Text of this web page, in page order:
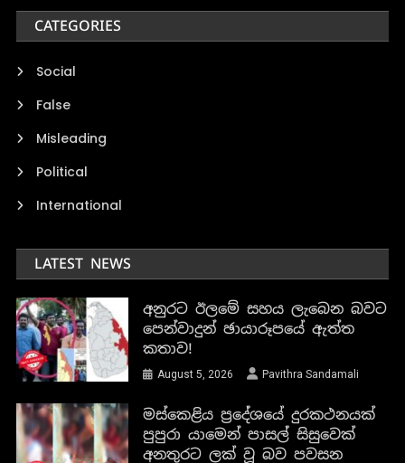
CATEGORIES
Social
False
Misleading
Political
International
LATEST NEWS
අනුරට ඊලමේ සහය ලැබෙන බවට
පෙන්වාදුන් ඡායාරූපයේ ඇත්ත
කතාව!
August 5, 2026 Pavithra Sandamali
මස්කෙළිය ප්‍රදේශයේ දුරකථනයක්
පුපුරා යාමෙන් පාසල් සිසුවෙක්
අනතුරට ලක් වූ බව පවසන